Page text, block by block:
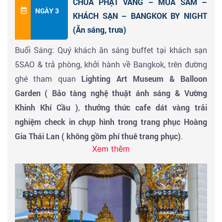
biểu diễn. Sau show diễn, quý khách tự do khám phá
Pattaya. Về khách sạn nghỉ ngơi.
NGÀY 3
KHÁCH SẠN – BANGKOK BY NIGHT
(Ăn sáng, trưa)
Buổi Sáng: Quý khách ăn sáng buffet tại khách sạn
5SAO & trả phòng, khởi hành về Bangkok, trên đường
ghé tham quan Lighting Art Museum & Balloon
Garden ( Bảo tàng nghệ thuật ánh sáng & Vường
Khinh Khí Cầu ), thưởng thức cafe dát vàng trải
nghiệm check in chụp hình trong trang phục Hoàng
Gia Thái Lan ( không gồm phí thuê trang phục).
Ancient Citymột quần thể giá trị
nhân văn lớn vô cùng ý nghĩa, đẹp mắt vô và ấn tượng,
đây là cánh cửa đưa du khách đến thế giới của những
trang sử hào hùng thời kỳ dựng nước và giữ nước của
xứ sở Chùa Vàng. Với một loạt các công trình kiến
Xem thêm